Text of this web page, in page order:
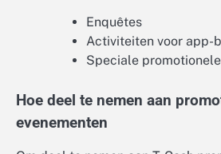
Enquêtes
Activiteiten voor app-
Speciale
Hoe deel te nemen aan
evenementen